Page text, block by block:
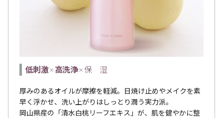
低刺激× 高洗浄× 保 湿
厚みのあるオイルが摩擦を軽減。日焼け止めやメイクを素
早く浮かせ、洗い上がりはしっとり潤う実力派。
岡山県産の「清水白桃リーフエキス」が、肌を健やかに整